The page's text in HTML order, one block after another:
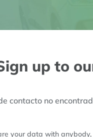
up to
contacto no
your data with